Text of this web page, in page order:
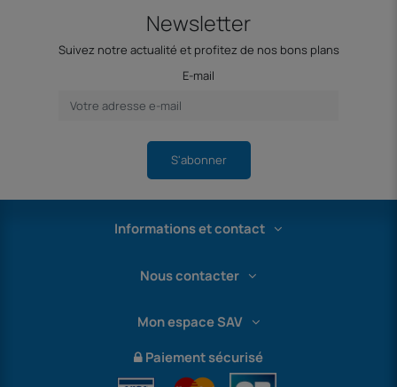
Newsletter
Suivez notre actualité et profitez de nos bons plans
E-mail
S'abonner
Informations et contact
Nous contacter
Mon espace SAV
Paiement sécurisé